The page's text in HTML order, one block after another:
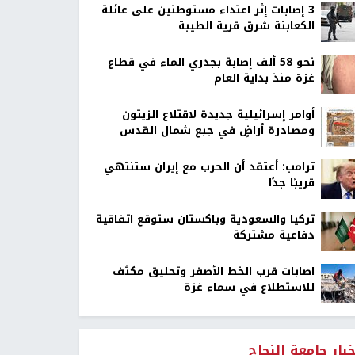
‏3 إصابات إثر اعتداء مستوطنين على عائلة
الكعابنة شرق قرية الطيبة
نحو 58 ألف إصابة بجدري الماء في قطاع
غزة منذ بداية العام
أوامر إسرائيلية جديدة لاقتلاع الزيتون
ومصادرة أراضٍ في جبع شمال القدس
ترامب: أعتقد أن الحرب مع إيران ستنتهي
قريبًا جدًا
تركيا والسعودية وباكستان ستوقع اتفاقية
دفاعية مشتركة
اصابات قرب الخط الأصفر وتحليق مكثف
للاستطلاع في سماء غزة